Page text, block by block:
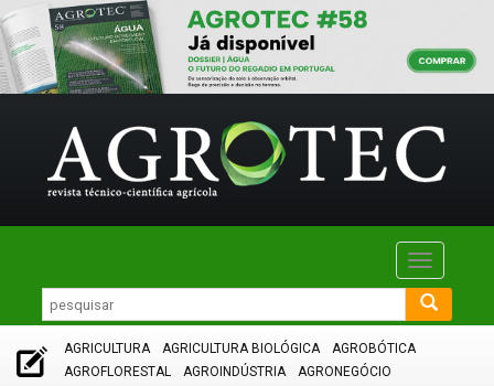
Toggle
AGRICULTURA AGRICULTURA BIOLÓGICA
AGROBÓTICA
AGROFLORESTAL
AGROINDÚSTRIA
AGRONEGÓCIO